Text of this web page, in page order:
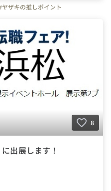
ヤザキの推しポイント
8
出展します！